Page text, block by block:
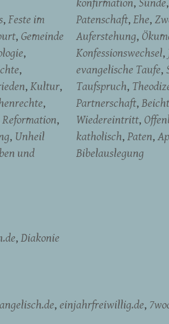
Feste im
Gemeinde
Kultur
Reformation
Unheil
und
Patenschaft Ehe
Auferstehung
Konfessionswechsel
evangelische Taufe
Taufspruch
Partnerschaft
Wiedereintritt
katholisch Paten
Bibelauslegung
Diakonie
einjahrfreiwillig.de